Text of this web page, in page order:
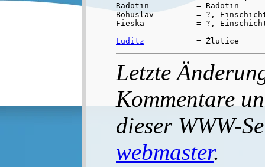
Radotin          = Radotin
Bohuslav         = ?,
Fieska           = ?,
Luditz
Letzte
Kommentare
dieser WWW-
webmaster.